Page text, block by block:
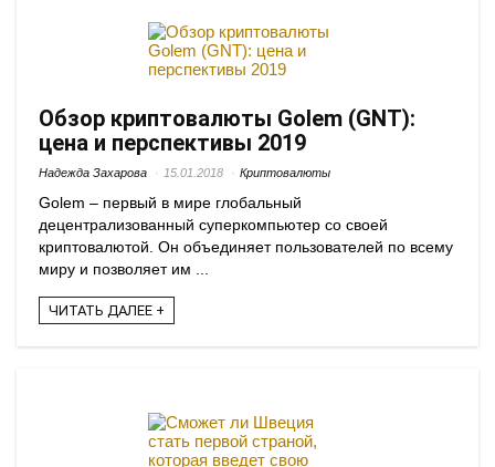
Обзор криптовалюты Golem (GNT):
цена и перспективы 2019
Надежда Захарова 15.01.2018 Криптовалюты
Golem – первый в мире глобальный
децентрализованный суперкомпьютер со своей
криптовалютой. Он объединяет пользователей по всему
миру и позволяет им ...
ЧИТАТЬ ДАЛЕЕ +